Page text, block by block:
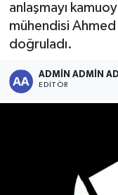
anlaşmayı
mühendisi Ahmed
doğruladı.
ADMİN ADMİN
EDITÖR
Gündem
Sağlık